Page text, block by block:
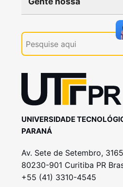
UNIVERSIDADE
PARANÁ
Av. Sete de Setembro,
80230-901 Curitiba PR
+55 (41) 3310-4545